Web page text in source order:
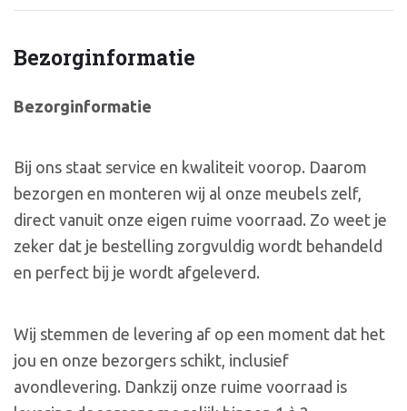
Bezorginformatie
Bezorginformatie
Bij ons staat service en kwaliteit voorop. Daarom
bezorgen en monteren wij al onze meubels zelf,
direct vanuit onze eigen ruime voorraad. Zo weet je
zeker dat je bestelling zorgvuldig wordt behandeld
en perfect bij je wordt afgeleverd.
Wij stemmen de levering af op een moment dat het
jou en onze bezorgers schikt, inclusief
avondlevering. Dankzij onze ruime voorraad is